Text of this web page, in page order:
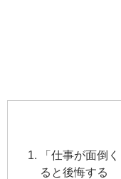
「仕事が面倒
ると後悔する